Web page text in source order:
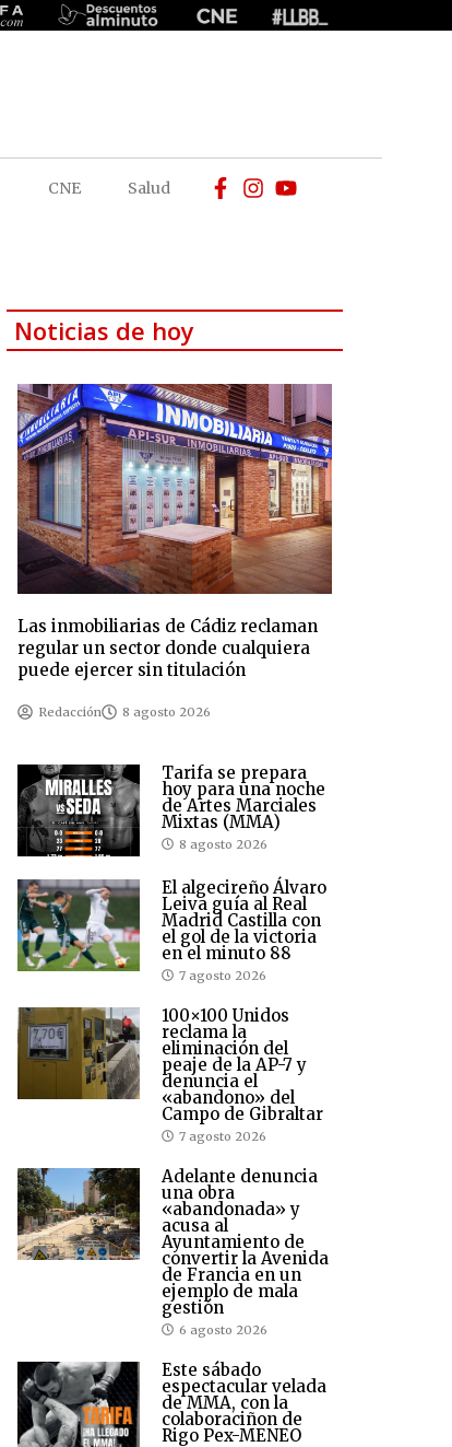
CNE Salud
Noticias de hoy
Las inmobiliarias de Cádiz reclaman
regular un sector donde cualquiera
puede ejercer sin titulación
Redacción 8 agosto 2026
Tarifa se prepara
hoy para una noche
de Artes Marciales
Mixtas (MMA)
8 agosto 2026
El algecireño Álvaro
Leiva guía al Real
Madrid Castilla con
el gol de la victoria
en el minuto 88
7 agosto 2026
100×100 Unidos
reclama la
eliminación del
peaje de la AP-7 y
denuncia el
«abandono» del
Campo de Gibraltar
7 agosto 2026
Adelante denuncia
una obra
«abandonada» y
acusa al
Ayuntamiento de
convertir la Avenida
de Francia en un
ejemplo de mala
gestión
6 agosto 2026
Este sábado
espectacular velada
de MMA, con la
colaboraciñon de
Rigo Pex-MENEO